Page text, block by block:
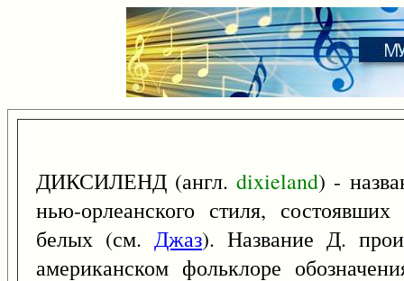
ДИКСИЛЕНД (англ.dixieland) -
нью-орлеанского стиля,
белых (см. Джаз). Название Д.
американском фольклоре